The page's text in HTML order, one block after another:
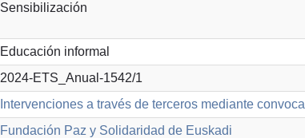
Sensibilización
Educación informal
2024-ETS_Anual-1542/1
Intervenciones a través de terceros mediante
Fundación Paz y Solidaridad de Euskadi